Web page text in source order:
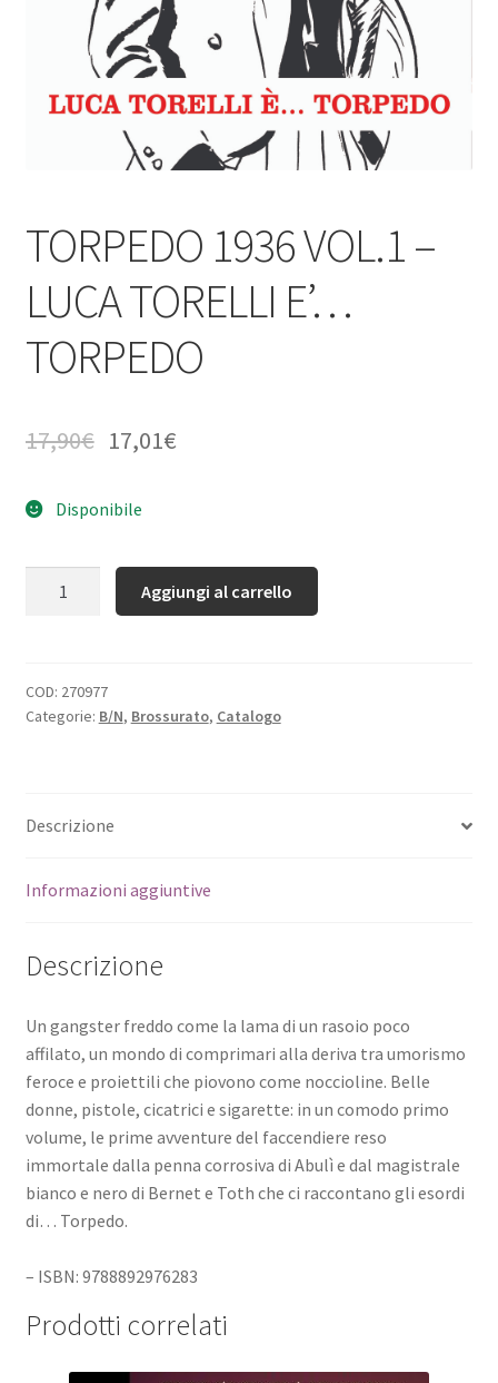
TORPEDO 1936 VOL.1 –
LUCA TORELLI E’…
TORPEDO
17,90€ 17,01€
Disponibile
Aggiungi al carrello
COD: 270977
Categorie: B/N, Brossurato, Catalogo
Descrizione
Informazioni aggiuntive
Descrizione
Un gangster freddo come la lama di un rasoio poco
affilato, un mondo di comprimari alla deriva tra umorismo
feroce e proiettili che piovono come noccioline. Belle
donne, pistole, cicatrici e sigarette: in un comodo primo
volume, le prime avventure del faccendiere reso
immortale dalla penna corrosiva di Abulì e dal magistrale
bianco e nero di Bernet e Toth che ci raccontano gli esordi
di… Torpedo.
– ISBN: 9788892976283
Prodotti correlati